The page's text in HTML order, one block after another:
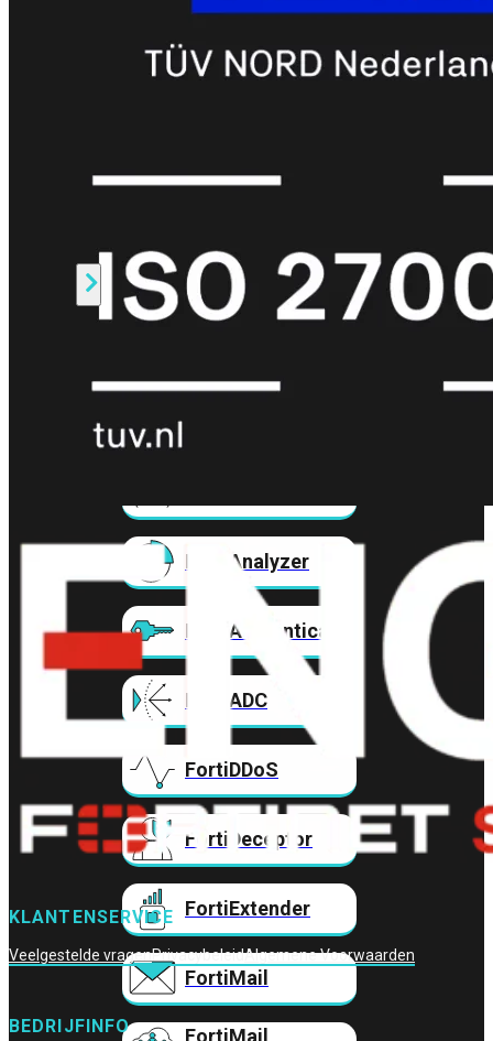
PremFortiCloud
Alles
Producten
FortiAnalyzer
FortiAuthenticator
FortiADC
FortiDDoS
FortiDeceptor
FortiExtender
FortiMail
FortiMail
KLANTENSERVICE
Veelgestelde vragenPrivacybeleidAlgemene Voorwaarden
BEDRIJFINFO